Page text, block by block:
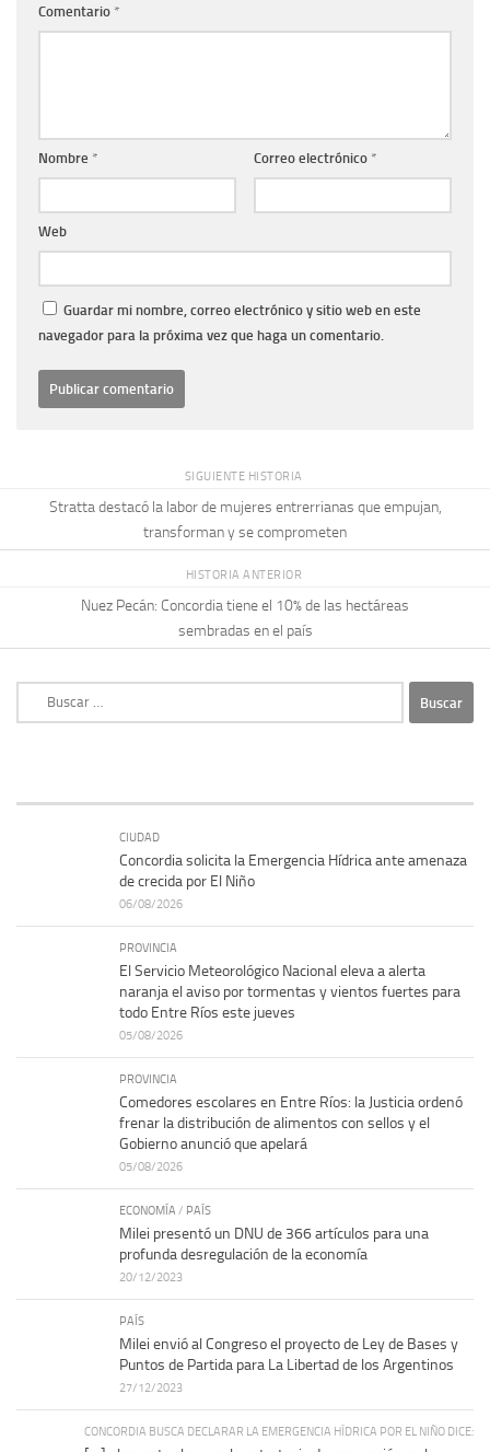
Comentario *
Nombre * Correo electrónico *
Web
Guardar mi nombre, correo electrónico y sitio web en este
navegador para la próxima vez que haga un comentario.
SIGUIENTE HISTORIA
Stratta destacó la labor de mujeres entrerrianas que empujan,
transforman y se comprometen
HISTORIA ANTERIOR
Nuez Pecán: Concordia tiene el 10% de las hectáreas
sembradas en el país
CIUDAD
Concordia solicita la Emergencia Hídrica ante amenaza
de crecida por El Niño
06/08/2026
PROVINCIA
El Servicio Meteorológico Nacional eleva a alerta
naranja el aviso por tormentas y vientos fuertes para
todo Entre Ríos este jueves
05/08/2026
PROVINCIA
Comedores escolares en Entre Ríos: la Justicia ordenó
frenar la distribución de alimentos con sellos y el
Gobierno anunció que apelará
05/08/2026
ECONOMÍA / PAÍS
Milei presentó un DNU de 366 artículos para una
profunda desregulación de la economía
20/12/2023
PAÍS
Milei envió al Congreso el proyecto de Ley de Bases y
Puntos de Partida para La Libertad de los Argentinos
27/12/2023
CONCORDIA BUSCA DECLARAR LA EMERGENCIA HÍDRICA POR EL NIÑO DICE: